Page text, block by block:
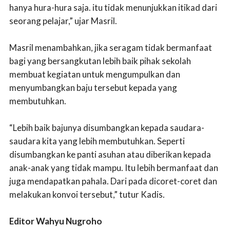
hanya hura-hura saja. itu tidak menunjukkan itikad dari
seorang pelajar,” ujar Masril.
Masril menambahkan, jika seragam tidak bermanfaat
bagi yang bersangkutan lebih baik pihak sekolah
membuat kegiatan untuk mengumpulkan dan
menyumbangkan baju tersebut kepada yang
membutuhkan.
“Lebih baik bajunya disumbangkan kepada saudara-
saudara kita yang lebih membutuhkan. Seperti
disumbangkan ke panti asuhan atau diberikan kepada
anak-anak yang tidak mampu. Itu lebih bermanfaat dan
juga mendapatkan pahala. Dari pada dicoret-coret dan
melakukan konvoi tersebut,” tutur Kadis.
Editor Wahyu Nugroho